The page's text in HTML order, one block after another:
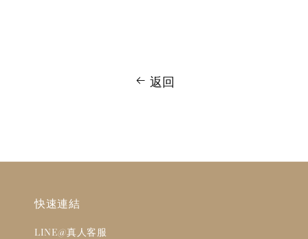
返回
快速連結
LINE@真人客服